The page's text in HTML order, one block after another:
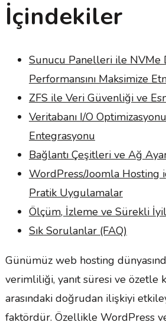
İçindekiler
Sunucu Panelleri ile NVMe
Performansını Maksimize
ZFS ile Veri Güvenliği ve
Veritabanı I/O
Entegrasyonu
Bağlantı Çeşitleri ve Ağ
WordPress/Joomla Hosting
Pratik Uygulamalar
Ölçüm, İzleme ve Sürekli
Sık Sorulanlar (FAQ)
Günümüz web hosting
verimliliği, yanıt süresi ve özetle
arasındaki doğrudan ilişkiyi
faktördür. Özellikle WordPress